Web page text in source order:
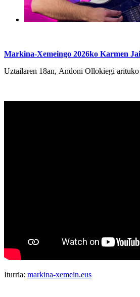
Markina-Xemeingo 2026ko Karmen
Uztailaren 18an, Andoni Ollokiegi arituko
Iturria: markina-xemein.eus